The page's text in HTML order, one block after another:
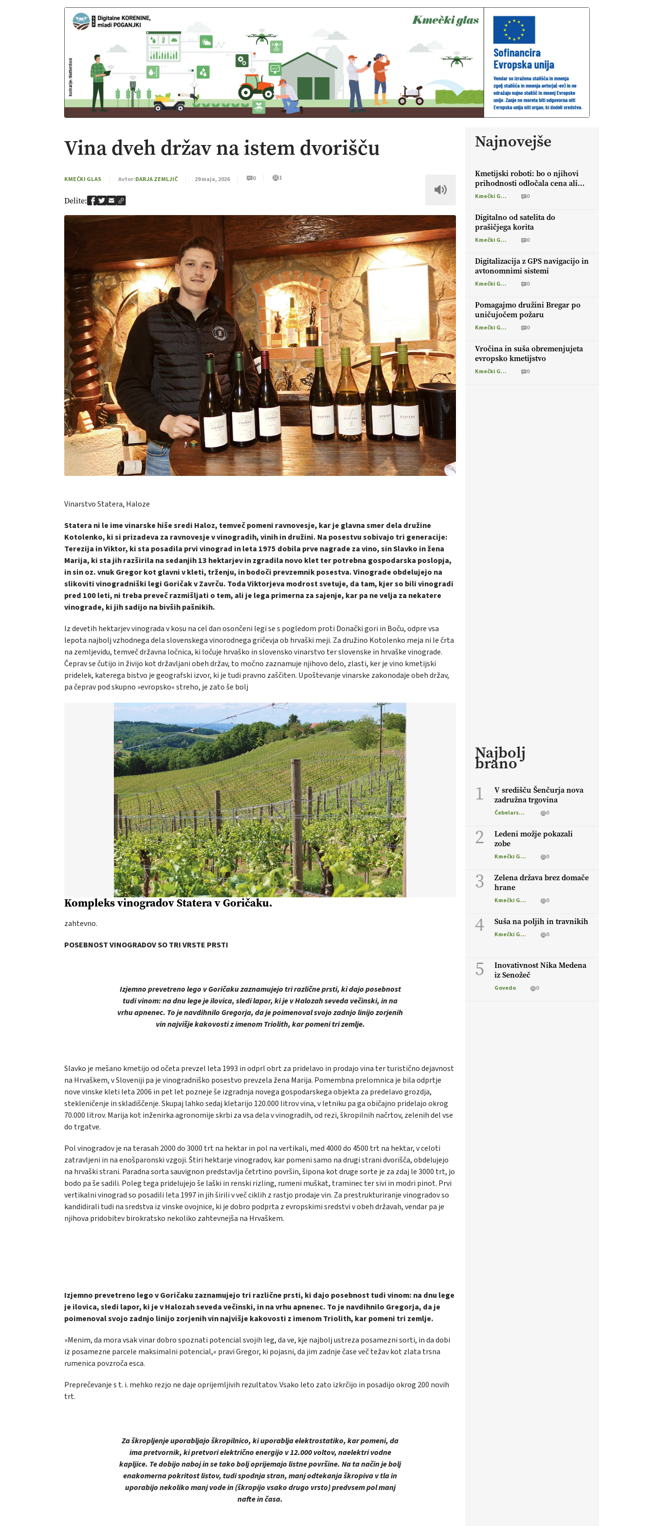
Vina dveh držav na istem dvorišču
KMEČKI GLAS Avtor:DARJA ZEMLJIČ 29 maja, 2026 0 1
Delite:
Vinarstvo Statera, Haloze
Statera ni le ime vinarske hiše sredi Haloz, temveč pomeni ravnovesje, kar je glavna smer dela družine
Kotolenko, ki si prizadeva za ravnovesje v vinogradih, vinih in družini. Na posestvu sobivajo tri generacije:
Terezija in Viktor, ki sta posadila prvi vinograd in leta 1975 dobila prve nagrade za vino, sin Slavko in žena
Marija, ki sta jih razširila na sedanjih 13 hektarjev in zgradila novo klet ter potrebna gospodarska poslopja,
in sin oz. vnuk Gregor kot glavni v kleti, trženju, in bodoči prevzemnik posestva. Vinograde obdelujejo na
slikoviti vinogradniški legi Goričak v Zavrču. Toda Viktorjeva modrost svetuje, da tam, kjer so bili vinogradi
pred 100 leti, ni treba preveč razmišljati o tem, ali je lega primerna za sajenje, kar pa ne velja za nekatere
vinograde, ki jih sadijo na bivših pašnikih.
Iz devetih hektarjev vinograda v kosu na cel dan osončeni legi se s pogledom proti Donački gori in Boču, odpre vsa
lepota najbolj vzhodnega dela slovenskega vinorodnega gričevja ob hrvaški meji. Za družino Kotolenko meja ni le črta
na zemljevidu, temveč državna ločnica, ki ločuje hrvaško in slovensko vinarstvo ter slovenske in hrvaške vinograde.
Čeprav se čutijo in živijo kot državljani obeh držav, to močno zaznamuje njihovo delo, zlasti, ker je vino kmetijski
pridelek, katerega bistvo je geografski izvor, ki je tudi pravno zaščiten. Upoštevanje vinarske zakonodaje obeh držav,
pa čeprav pod skupno »evropsko« streho, je zato še bolj
Kompleks vinogradov Statera v Goričaku.
zahtevno.
POSEBNOST VINOGRADOV SO TRI VRSTE PRSTI
Izjemno prevetreno lego v Goričaku zaznamujejo tri različne prsti, ki dajo posebnost
tudi vinom: na dnu lege je ilovica, sledi lapor, ki je v Halozah seveda večinski, in na
vrhu apnenec. To je navdihnilo Gregorja, da je poimenoval svojo zadnjo linijo zorjenih
vin najvišje kakovosti z imenom Triolith, kar pomeni tri zemlje.
Slavko je mešano kmetijo od očeta prevzel leta 1993 in odprl obrt za pridelavo in prodajo vina ter turistično dejavnost
na Hrvaškem, v Sloveniji pa je vinogradniško posestvo prevzela žena Marija. Pomembna prelomnica je bila odprtje
nove vinske kleti leta 2006 in pet let pozneje še izgradnja novega gospodarskega objekta za predelavo grozdja,
stekleničenje in skladiščenje. Skupaj lahko sedaj kletarijo 120.000 litrov vina, v letniku pa ga običajno pridelajo okrog
70.000 litrov. Marija kot inženirka agronomije skrbi za vsa dela v vinogradih, od rezi, škropilnih načrtov, zelenih del vse
do trgatve.
Pol vinogradov je na terasah 2000 do 3000 trt na hektar in pol na vertikali, med 4000 do 4500 trt na hektar, v celoti
zatravljeni in na enošparonski vzgoji. Štiri hektarje vinogradov, kar pomeni samo na drugi strani dvorišča, obdelujejo
na hrvaški strani. Paradna sorta sauvignon predstavlja četrtino površin, šipona kot druge sorte je za zdaj le 3000 trt, jo
bodo pa še sadili. Poleg tega pridelujejo še laški in renski rizling, rumeni muškat, traminec ter sivi in modri pinot. Prvi
vertikalni vinograd so posadili leta 1997 in jih širili v več ciklih z rastjo prodaje vin. Za prestrukturiranje vinogradov so
kandidirali tudi na sredstva iz vinske ovojnice, ki je dobro podprta z evropskimi sredstvi v obeh državah, vendar pa je
njihova pridobitev birokratsko nekoliko zahtevnejša na Hrvaškem.
Izjemno prevetreno lego v Goričaku zaznamujejo tri različne prsti, ki dajo posebnost tudi vinom: na dnu lege
je ilovica, sledi lapor, ki je v Halozah seveda večinski, in na vrhu apnenec. To je navdihnilo Gregorja, da je
poimenoval svojo zadnjo linijo zorjenih vin najvišje kakovosti z imenom Triolith, kar pomeni tri zemlje.
»Menim, da mora vsak vinar dobro spoznati potencial svojih leg, da ve, kje najbolj ustreza posamezni sorti, in da dobi
iz posamezne parcele maksimalni potencial,« pravi Gregor, ki pojasni, da jim zadnje čase več težav kot zlata trsna
rumenica povzroča esca.
Preprečevanje s t. i. mehko rezjo ne daje oprijemljivih rezultatov. Vsako leto zato izkrčijo in posadijo okrog 200 novih
trt.
Za škropljenje uporabljajo škropilnico, ki uporablja elektrostatiko, kar pomeni, da
ima pretvornik, ki pretvori električno energijo v 12.000 voltov, naelektri vodne
kapljice. Te dobijo naboj in se tako bolj oprijemajo listne površine. Na ta način je bolj
enakomerna pokritost listov, tudi spodnja stran, manj odtekanja škropiva v tla in
uporabijo nekoliko manj vode in (škropijo vsako drugo vrsto) predvsem pol manj
nafte in časa.
Najnovejše
Kmetijski roboti: bo o njihovi
prihodnosti odločala cena ali
prednosti za kmetijo?
Kmečki Glas 0
Digitalno od satelita do
prašičjega korita
Kmečki Glas 0
Digitalizacija z GPS navigacijo in
avtonomnimi sistemi
Kmečki Glas 0
Pomagajmo družini Bregar po
uničujočem požaru
Kmečki Glas 0
Vročina in suša obremenjujeta
evropsko kmetijstvo
Kmečki Glas 0
Najbolj
brano
1
V središču Šenčurja nova
zadružna trgovina
Čebelarstvo 0
2
Ledeni možje pokazali
zobe
Kmečki Glas 0
3
Zelena država brez domače
hrane
Kmečki Glas 0
4 Suša na poljih in travnikih
Kmečki Glas 0
5
Inovativnost Nika Medena
iz Senožeč
Govedo 0